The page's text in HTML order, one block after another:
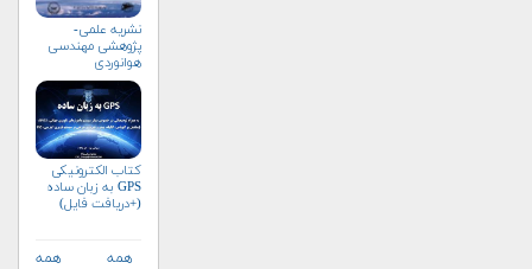
نشریه علمی-
پژوهشی مهندسی
هوانوردی
کتاب الکترونیکی
GPS به زبان ساده
(+دریافت فایل)
همه
همه